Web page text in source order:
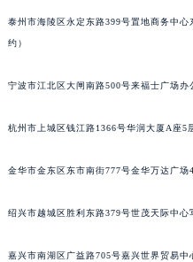
泰州市海陵区永定东路399号置地商务中
约）
宁波市江北区大闸南路500号来福士广场办
杭州市上城区钱江路1366号华润大厦A座5
金华市金东区东市南街777号金华万达广场
绍兴市越城区胜利东路379号世茂天际中心
嘉兴市南湖区广益路705号嘉兴世界贸易中